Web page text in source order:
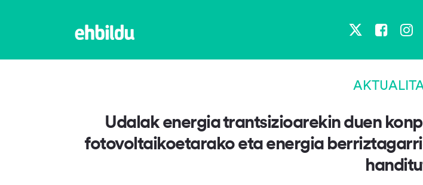
X
Udalak energia trantsizioarekin duen
fotovoltaikoetarako eta energia